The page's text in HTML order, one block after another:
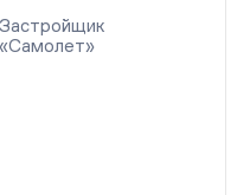
Застройщик
«Самолет»